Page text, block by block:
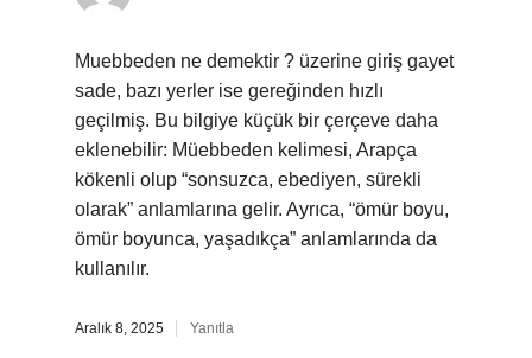
Muebbeden ne demektir ? üzerine giriş gayet
sade, bazı yerler ise gereğinden hızlı
geçilmiş. Bu bilgiye küçük bir çerçeve daha
eklenebilir: Müebbeden kelimesi, Arapça
kökenli olup “sonsuzca, ebediyen, sürekli
olarak” anlamlarına gelir. Ayrıca, “ömür boyu,
ömür boyunca, yaşadıkça” anlamlarında da
kullanılır.
Aralık 8, 2025 Yanıtla